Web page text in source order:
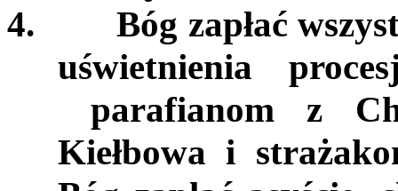
4.
Bóg zapłać
uświetnienia
parafianom z
Kiełbowa i